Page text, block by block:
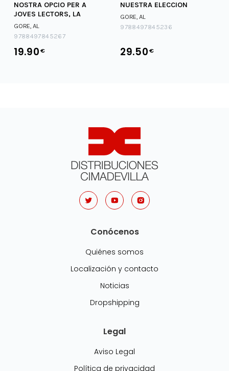
NOSTRA OPCIO PER A
JOVES LECTORS, LA
GORE, AL
9788497845267
19.90€
NUESTRA ELECCION
GORE, AL
9788497845236
29.50€
Conócenos
Quiénes somos
Localización y contacto
Noticias
Dropshipping
Legal
Aviso Legal
Política de privacidad